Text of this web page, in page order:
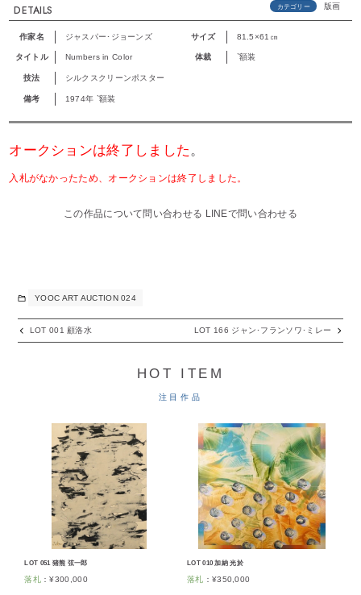
DETAILS カテゴリー 版画
作家名 ジャスパー･ジョーンズ サイズ 81.5×61㎝
タイトル Numbers in Color 体裁 `額装
技法 シルクスクリーンポスター
備考 1974年 `額装
オークションは終了しました。
入札がなかったため、オークションは終了しました。
この作品について問い合わせる LINEで問い合わせる
YOOC ART AUCTION 024
LOT 001 顧洛水 LOT 166 ジャン･フランソワ･ミレー
HOT ITEM
注目作品
LOT 051 猪熊 弦一郎
落札 ：¥300,000
LOT 010 加納 光於
落札 ： ¥350,000